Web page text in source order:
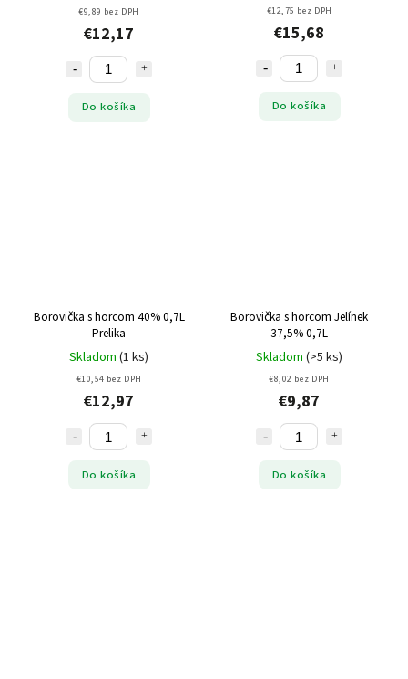
€9,89 bez DPH
€12,17
Do košíka
€12,75 bez DPH
€15,68
Do košíka
Borovička s horcom 40% 0,7L
Prelika
Skladom (1 ks)
€10,54 bez DPH
€12,97
Do košíka
Borovička s horcom Jelínek
37,5% 0,7L
Skladom (>5 ks)
€8,02 bez DPH
€9,87
Do košíka